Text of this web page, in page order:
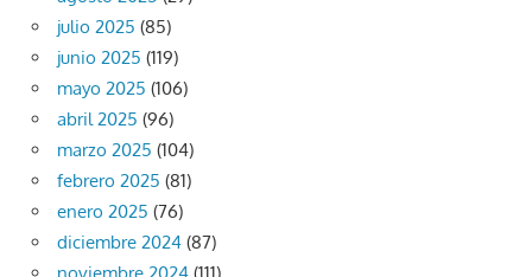
julio 2025 (85)
junio 2025 (119)
mayo 2025 (106)
abril 2025 (96)
marzo 2025 (104)
febrero 2025 (81)
enero 2025 (76)
diciembre 2024 (87)